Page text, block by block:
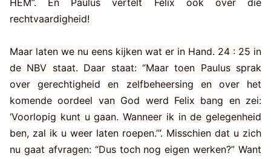
HEM”. En Paulus vertelt Felix ook over die
rechtvaardigheid!
Maar laten we nu eens kijken wat er in Hand. 24 : 25 in
de NBV staat. Daar staat: “Maar toen Paulus sprak
over gerechtigheid en zelfbeheersing en over het
komende oordeel van God werd Felix bang en zei:
‘Voorlopig kunt u gaan. Wanneer ik in de gelegenheid
ben, zal ik u weer laten roepen.’”. Misschien dat u zich
nu gaat afvragen: “Dus toch nog eigen werken?” Want